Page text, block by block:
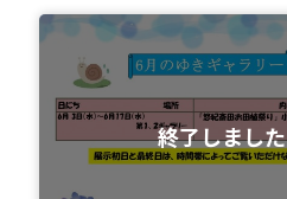
終了しました